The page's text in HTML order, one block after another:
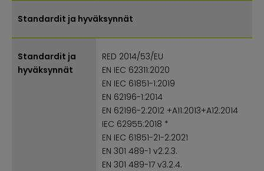
Standardit ja hyväksynnät
Standardit ja
hyväksynnät
RED 2014/53/EU
EN IEC 62311:2020
EN IEC 61851-1:2019
EN 62196-1:2014
EN 62196-2:2012 +A11:2013+A12:2014
IEC 62955:2018 *
EN IEC 61851-21-2:2021
EN 301 489-1 v2.2.3.
EN 301 489-17 v3.2.4.